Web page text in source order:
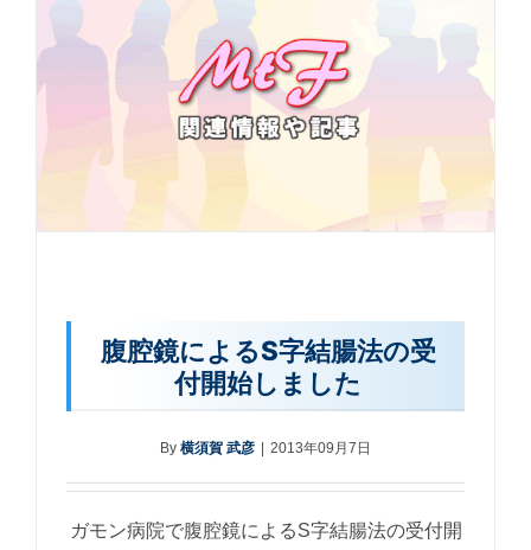
腹腔鏡によるS字結腸法の受
付開始しました
By 横須賀 武彦 2013年09月7日
ガモン病院で腹腔鏡によるS字結腸法の受付開